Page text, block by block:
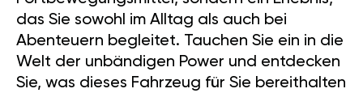
das Sie sowohl im Alltag als auch bei
Abenteuern begleitet. Tauchen Sie ein in die
Welt der unbändigen Power und entdecken
Sie, was dieses Fahrzeug für Sie bereithalten